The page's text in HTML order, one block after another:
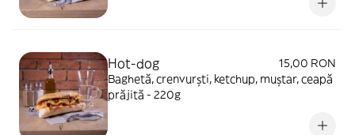
Hot-dog
15,00 RON
Baghetă, crenvurști, ketchup, muștar, ceapă
prăjită - 220g